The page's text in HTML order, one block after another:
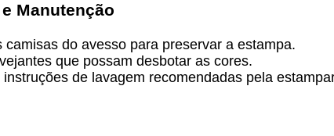
Manutenção
camisas do avesso para preservar a estampa.
que possam desbotar as cores.
instruções de lavagem recomendadas pela